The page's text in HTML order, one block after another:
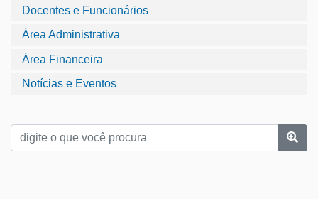
Docentes e Funcionários
Área Administrativa
Área Financeira
Notícias e Eventos